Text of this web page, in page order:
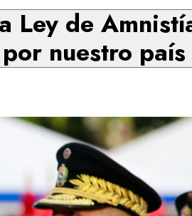
Ley de
nuestro país